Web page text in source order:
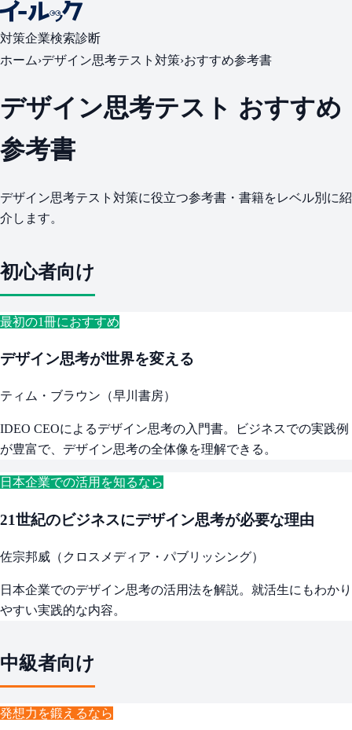
対策企業検索診断
ホーム›デザイン思考テスト対策›おすすめ参考書
デザイン思考テスト おすすめ
参考書
デザイン思考テスト対策に役立つ参考書・書籍をレベル別に紹
介します。
初心者向け
最初の1冊におすすめ
デザイン思考が世界を変える
ティム・ブラウン（早川書房）
IDEO CEOによるデザイン思考の入門書。ビジネスでの実践例
が豊富で、デザイン思考の全体像を理解できる。
日本企業での活用を知るなら
21世紀のビジネスにデザイン思考が必要な理由
佐宗邦威（クロスメディア・パブリッシング）
日本企業でのデザイン思考の活用法を解説。就活生にもわかり
やすい実践的な内容。
中級者向け
発想力を鍛えるなら